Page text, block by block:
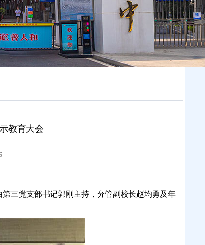
教育大会
三党支部书记郭刚主持，分管副校长赵均勇及年